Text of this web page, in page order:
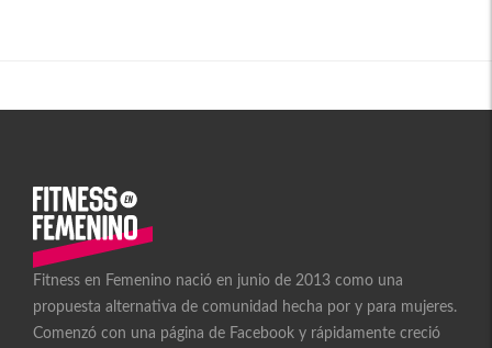
Fitness en Femenino nació en junio de 2013 como una
propuesta alternativa de comunidad hecha por y para mujeres.
Comenzó con una página de Facebook y rápidamente creció